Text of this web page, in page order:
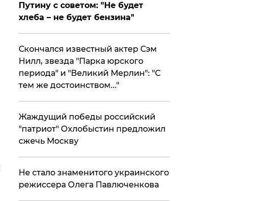
Путину с советом: "Не будет
хлеба – не будет бензина"
Скончался известный актер Сэм
Нилл, звезда "Парка юрского
периода" и "Великий Мерлин": "С
тем же достоинством..."
Жаждущий победы российский
"патриот" Охлобыстин предложил
сжечь Москву
Не стало знаменитого украинского
режиссера Олега Павлюченкова